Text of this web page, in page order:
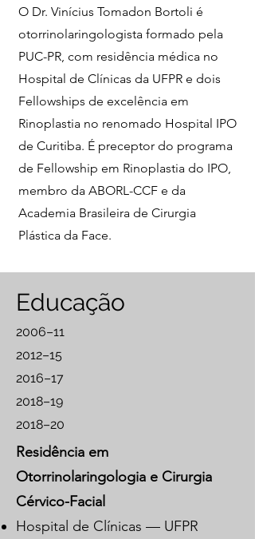
O Dr. Vinícius Tomadon Bortoli é
otorrinolaringologista formado pela
PUC-PR, com residência médica no
Hospital de Clínicas da UFPR e dois
Fellowships de excelência em
Rinoplastia no renomado Hospital IPO
de Curitiba. É preceptor do programa
de Fellowship em Rinoplastia do IPO,
membro da ABORL-CCF e da
Academia Brasileira de Cirurgia
Plástica da Face.
Educação
2006–11
2012–15
2016–17
2018–19
2018–20
Residência em
Otorrinolaringologia e Cirurgia
Cérvico-Facial
Hospital de Clínicas — UFPR